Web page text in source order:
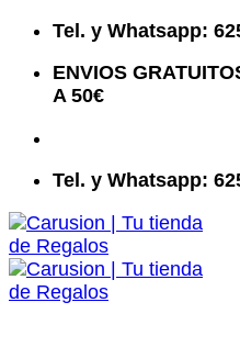
Saltar
contenido
Tel. y Whatsapp:
ENVIOS
A 50€
Tel. y Whatsapp: